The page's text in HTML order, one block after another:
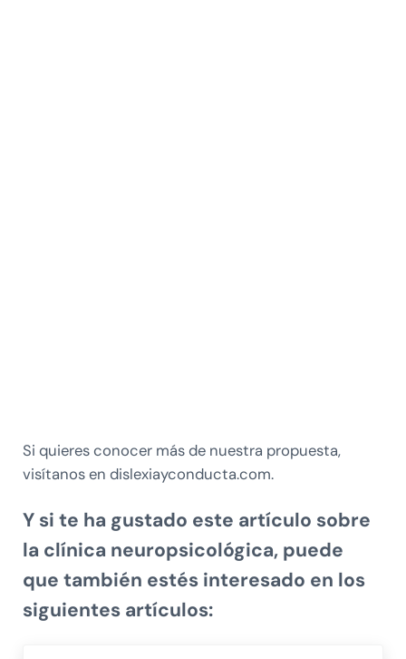
Si quieres conocer más de nuestra propuesta,
visítanos en dislexiayconducta.com.
Y si te ha gustado este artículo sobre
la clínica neuropsicológica,puede
que también estés interesado en los
siguientes artículos: